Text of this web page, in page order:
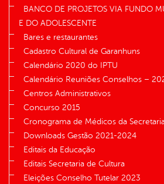
BANCO DE PROJETOS VIA FUNDO
E DO ADOLESCENTE
Bares e restaurantes
Cadastro Cultural de Garanhuns
Calendário 2020 do IPTU
Calendário Reuniões Conselhos –
Centros Administrativos
Concurso 2015
Cronograma de Médicos da
Downloads Gestão 2021-2024
Editais da Educação
Editais Secretaria de Cultura
Eleições Conselho Tutelar 2023